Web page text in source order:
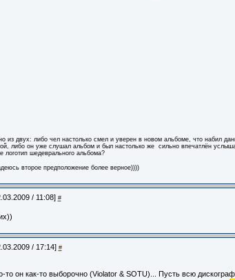
из двух: либо чел настолько смел и уверен в новом альбоме, что набил
либо он уже слушал альбом и был настолько же сильно впечатлён
логотип шедеврального альбома?
второе предположение более верное))))
/ 11:08] #
/ 17:14] #
то он как-то выборочно (Violator & SOTU)... Пусть всю